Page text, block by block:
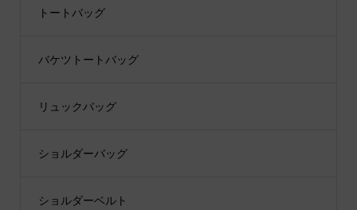
トートバッグ
バケツトートバッグ
リュックバッグ
ショルダーバッグ
ショルダーベルト